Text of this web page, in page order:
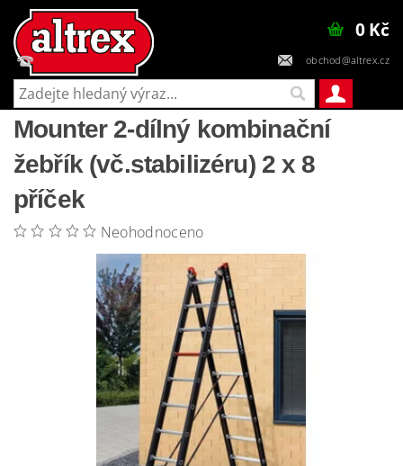
obchod@altrex.cz
0 Kč
Mounter 2-dílný kombinační
žebřík (vč.stabilizéru) 2 x 8
příček
Neohodnoceno